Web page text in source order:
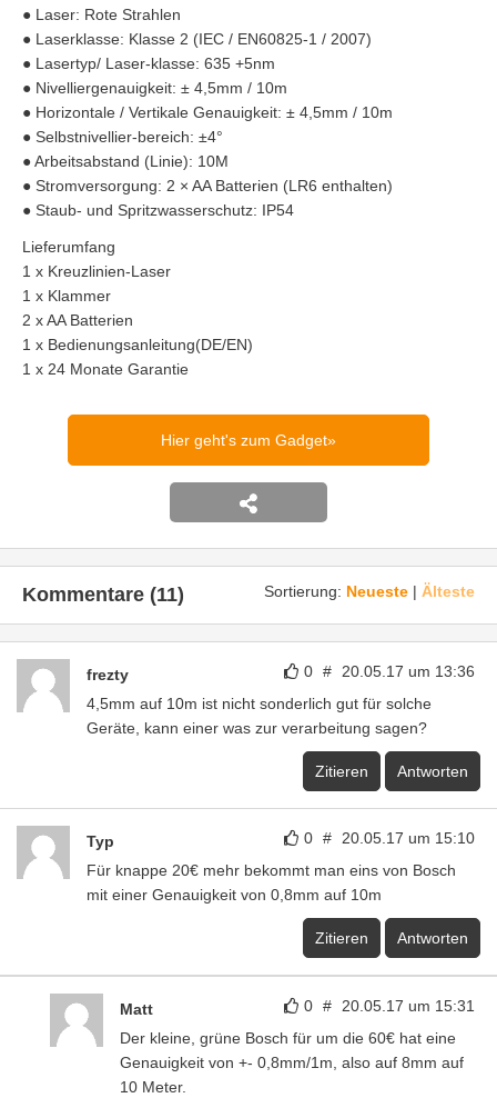
● Laser: Rote Strahlen
● Laserklasse: Klasse 2 (IEC / EN60825-1 / 2007)
● Lasertyp/ Laser-klasse: 635 +5nm
● Nivelliergenauigkeit: ± 4,5mm / 10m
● Horizontale / Vertikale Genauigkeit: ± 4,5mm / 10m
● Selbstnivellier-bereich: ±4°
● Arbeitsabstand (Linie): 10M
● Stromversorgung: 2 × AA Batterien (LR6 enthalten)
● Staub- und Spritzwasserschutz: IP54
Lieferumfang
1 x Kreuzlinien-Laser
1 x Klammer
2 x AA Batterien
1 x Bedienungsanleitung(DE/EN)
1 x 24 Monate Garantie
Hier geht's zum Gadget
Sortierung: Neueste | Älteste
Kommentare (11)
0 # 20.05.17 um 13:36
frezty
4,5mm auf 10m ist nicht sonderlich gut für solche
Geräte, kann einer was zur verarbeitung sagen?
Zitieren Antworten
0 # 20.05.17 um 15:10
Typ
Für knappe 20€ mehr bekommt man eins von Bosch
mit einer Genauigkeit von 0,8mm auf 10m
Zitieren Antworten
0 # 20.05.17 um 15:31
Matt
Der kleine, grüne Bosch für um die 60€ hat eine
Genauigkeit von +- 0,8mm/1m, also auf 8mm auf
10 Meter.